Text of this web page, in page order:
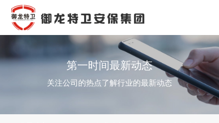
第一时间最新动态
关注公司的热点了解行业的最新动态